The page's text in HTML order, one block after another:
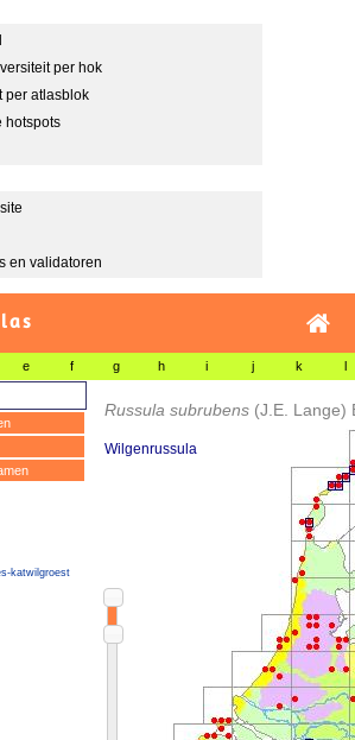
per hok
per atlasblok
hotspots
en validatoren
e f g h i j k l
katwilgroest
Russula subrubens (J.E. Lange)
Wilgenrussula